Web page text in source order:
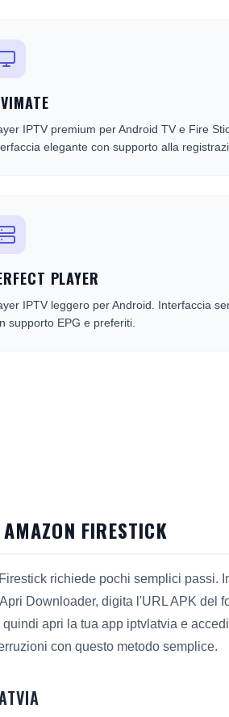
IPTV premium per Android TV e Fire
elegante con supporto alla
PLAYER
IPTV leggero per Android. Interfaccia
supporto EPG e preferiti.
FIRESTICK
richiede pochi semplici passi.
Downloader, digita l'URL APK del
apri la tua app iptvlatvia e
con questo metodo semplice.